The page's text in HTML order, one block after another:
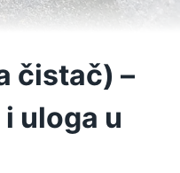
čistač) –
uloga u